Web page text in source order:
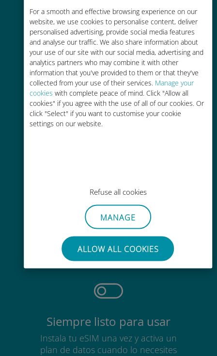
For a smooth and effective browsing experience on our
website, we use cookies to personalise content, deliver
personalised advertising, provide social media features
and analyse our traffic. We also share information about
your use of our site with our social media, advertising and
analytics partners who may combine it with other
information that you've provided to them or that they've
collected from your use of their services. Manage your
cookies with complete peace of mind. Click "Allow all
cookies" if you agree with the use of all of our cookies. Or
click "Select" if you want to customise your cookie
settings on our website.
Refuse all cookies
MANAGE
ALLOW ALL COOKIES
Rentable
Hasta un 90% más barato que los
costes de itinerancia con su
operador actual
Fácil recarga
Sin esfuerzo
No es necesario retirar la tarjeta
SIM
Siempre listo para usar
Instala tu eSIM una vez y activa un
plan de datos cuando lo necesites